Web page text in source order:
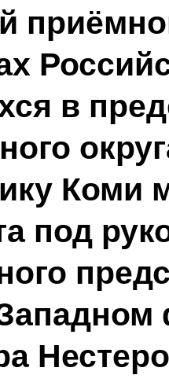
в
Коми
под